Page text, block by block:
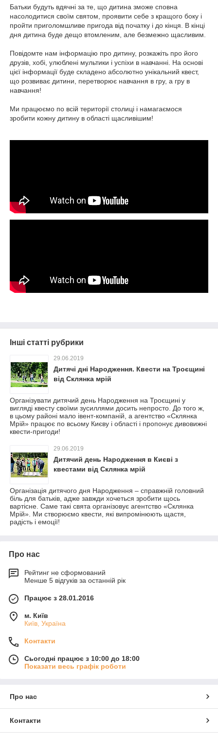
Батьки будуть вдячні за те, що дитина зможе сповна
насолодитися своїм святом, проявити себе з кращого боку і
пройти приголомшливе пригода від початку і до кінця. В кінці
дня дитина буде дещо втомленим, але безмежно щасливим.
Повідомте нам інформацію про дитину, розкажіть про його
друзів, хобі, улюблені мультики і успіхи в навчанні. На основі
цієї інформації буде складено абсолютно унікальний квест,
що розвиває дитини, перетворює навчання в гру, а гру в
навчання!
Ми працюємо по всій території столиці і намагаємося
зробити кожну дитину в області щасливішим!
Інші статті рубрики
29.06.2019
Дитячі дні Народження. Квести на Троєщині
від Склянка мрій
Організувати дитячий день Народження на Троєщині у
вигляді квесту своїми зусиллями досить непросто. До того ж,
в цьому районі мало івент-компаній, а агентство «Склянка
Мрій» працює по всьому Києву і області і пропонує дивовижні
квести-пригоди!
29.06.2019
Дитячий день Народження в Києві з
квестами від Склянка мрій
Організація дитячого дня Народження – справжній головний
біль для батьків, адже завжди хочеться зробити щось
вартісне. Саме такі свята організовує агентство «Склянка
Мрій». Ми створюємо квести, які випромінюють щастя,
радість і емоції!
Про нас
Рейтинг не сформований
Менше 5 відгуків за останній рік
Працює з 28.01.2016
м. Київ
Київ, Україна
Контакти
Сьогодні працює з 10:00 до 18:00
Показати весь графік роботи
Про нас
Контакти